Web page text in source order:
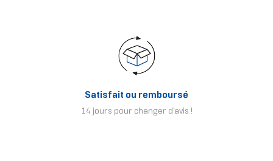
Satisfait ou remboursé
14 jours pour changer d'avis !